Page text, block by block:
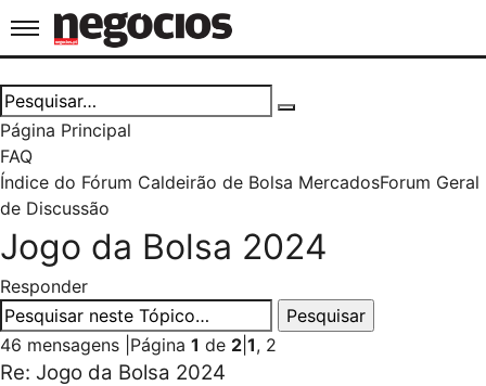
Jornal de Negócios
Página Principal
FAQ
Índice do Fórum Caldeirão de Bolsa MercadosForum Geral
de Discussão
Jogo da Bolsa 2024
Responder
46 mensagens Página 1 de 2 1, 2
Re: Jogo da Bolsa 2024